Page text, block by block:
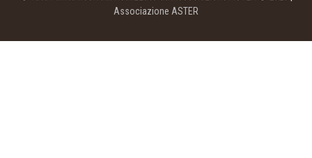
Associazione ASTER